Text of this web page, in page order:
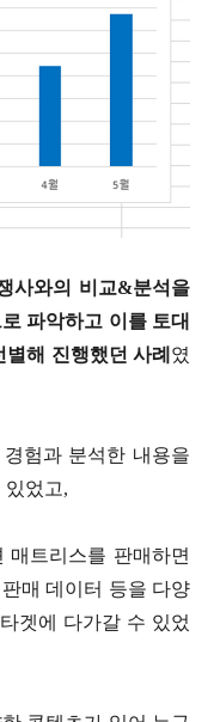
사와의 비교&분석을
파악하고 이를 토대
해 진행했던 사례 였
험과 분석한 내용을
있었고,
트리스를 판매하면
매 데이터 등을 다양
겟에 다가갈 수 있었